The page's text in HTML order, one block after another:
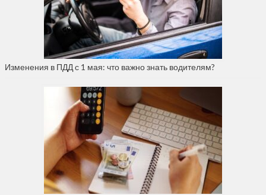
Изменения в ПДД с 1 мая: что важно знать водителям?